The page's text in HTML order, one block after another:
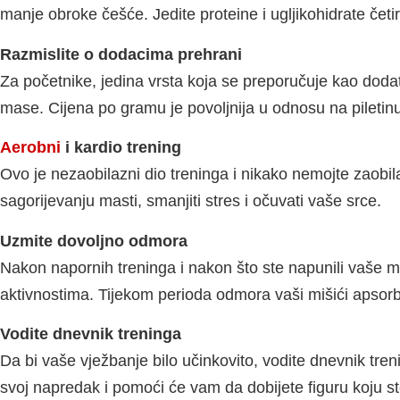
manje obroke češće. Jedite proteine i ugljikohidrate
Razmislite o dodacima prehrani
Za početnike, jedina vrsta koja se preporučuje kao
mase. Cijena po gramu je povoljnija u odnosu na
Aerobni i kardio trening
Ovo je nezaobilazni dio treninga i nikako nemojte
sagorijevanju masti, smanjiti stres i očuvati vaše srce.
Uzmite dovoljno odmora
Nakon napornih treninga i nakon što ste napunili vaše
aktivnostima. Tijekom perioda odmora vaši mišići
Vodite dnevnik treninga
Da bi vaše vježbanje bilo učinkovito, vodite dnevnik
svoj napredak i pomoći će vam da dobijete figuru koju